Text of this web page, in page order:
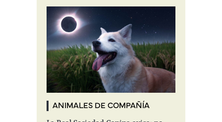
ANIMALES DE COMPAÑÍA